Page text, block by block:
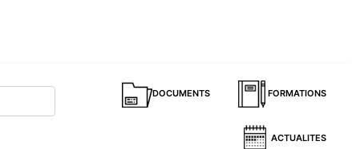
DOCUMENTS FORMATIONS
ACTUALITES